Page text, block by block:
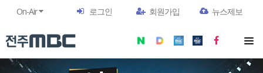
On-Air 로그인 회원가입 뉴스제보